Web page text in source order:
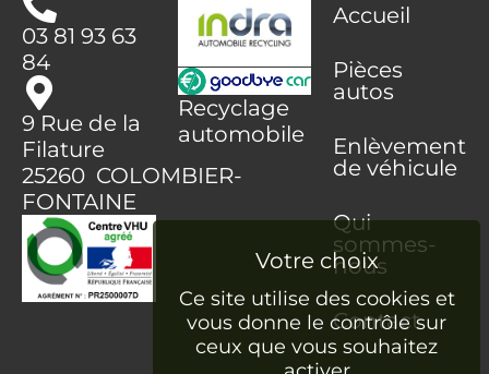
03 81 93 63
84
9 Rue de la
Filature
25260 COLOMBIER-
FONTAINE
Recyclage
automobile
Accueil
Pièces
autos
Enlèvement
de véhicule
Qui
sommes-
nous
Contact
Ce site utilise des cookies et
vous donne le contrôle sur
ceux que vous souhaitez